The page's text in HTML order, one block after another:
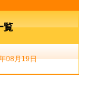
覧
08月19日